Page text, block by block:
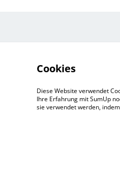
Cookies
Diese Website verwendet
Ihre Erfahrung mit SumUp
sie verwendet werden,